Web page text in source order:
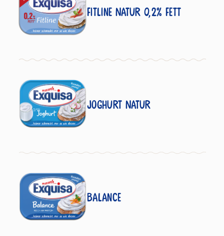
Fitline Natur 0,2% Fett
Joghurt Natur
Balance